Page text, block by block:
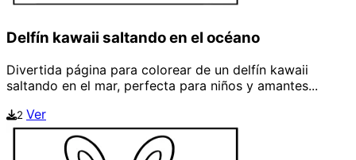
Delfín kawaii saltando en el océano
Divertida página para colorear de un delfín kawaii
saltando en el mar, perfecta para niños y amantes...
2 Ver